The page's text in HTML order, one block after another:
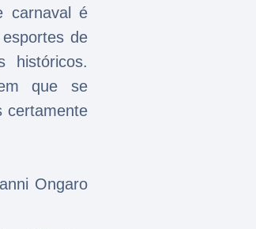
carnaval é
de
históricos.
que se
certamente
Ongaro